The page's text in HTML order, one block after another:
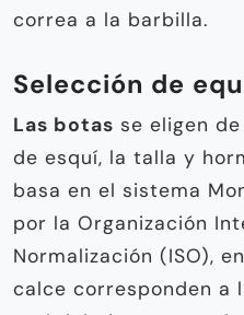
correa a la barbilla.
Selección de
Las botas se eligen
de esquí, la talla y
basa en el sistema
por la Organización
Normalización (ISO),
calce corresponden a